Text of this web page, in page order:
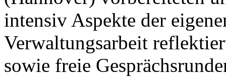
intensiv Aspekte der
Verwaltungsarbeit
sowie freie